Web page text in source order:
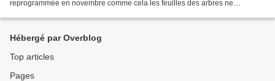
reprogrammée en novembre comme cela les feuilles des arbres ne
Hébergé par Overblog
Top articles
Pages